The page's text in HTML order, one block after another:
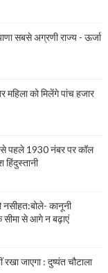
सबसे अग्रणी राज्य - ऊर्जा
महिला को मिलेंगे पांच हजार
पहले 1930 नंबर पर कॉल
नसीहत:बोले- कानूनी
सीमा से आगे न बढ़ाएं
जाएगा : दुष्यंत चौटाला